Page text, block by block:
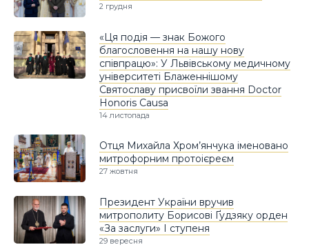
2 грудня
«Ця подія — знак Божого
благословення на нашу нову
співпрацю»: У Львівському медичному
університеті Блаженнішому
Святославу присвоїли звання Doctor
Honoris Causa
14 листопада
Отця Михайла Хром’янчука іменовано
митрофорним протоієреєм
27 жовтня
Президент України вручив
митрополиту Борисові Ґудзяку орден
«За заслуги» І ступеня
29 вересня